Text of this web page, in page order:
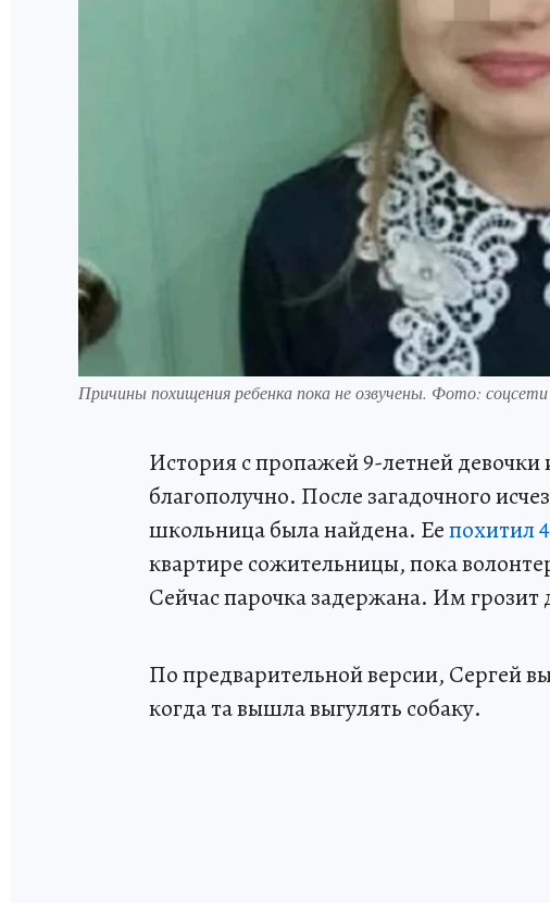
Причины похищения ребенка пока не озвучены. Фото: соцсети
История с пропажей 9-летней девочки
благополучно. После загадочного
школьница была найдена. Еепохитил
квартире сожительницы, пока
Сейчас парочка задержана. Им
По предварительной версии, Сергей
когда та вышла выгулять собаку.